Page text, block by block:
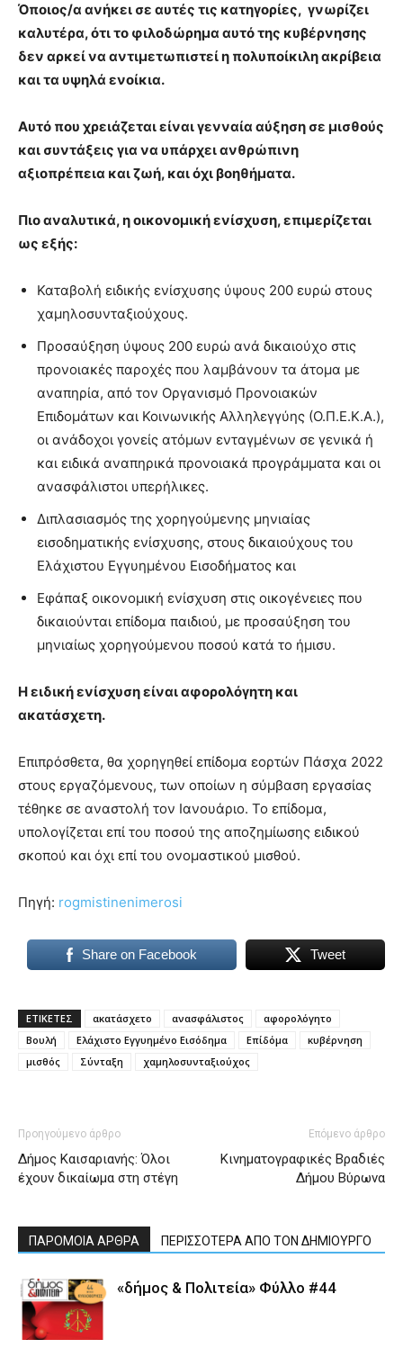
Όποιος/α ανήκει σε αυτές τις κατηγορίες, γνωρίζει
καλυτέρα, ότι το φιλοδώρημα αυτό της κυβέρνησης
δεν αρκεί να αντιμετωπιστεί η πολυποίκιλη ακρίβεια
και τα υψηλά ενοίκια.
Αυτό που χρειάζεται είναι γενναία αύξηση σε μισθούς
και συντάξεις για να υπάρχει ανθρώπινη
αξιοπρέπεια και ζωή, και όχι βοηθήματα.
Πιο αναλυτικά, η οικονομική ενίσχυση, επιμερίζεται
ως εξής:
Καταβολή ειδικής ενίσχυσης ύψους 200 ευρώ στους
χαμηλοσυνταξιούχους.
Προσαύξηση ύψους 200 ευρώ ανά δικαιούχο στις
προνοιακές παροχές που λαμβάνουν τα άτομα με
αναπηρία, από τον Οργανισμό Προνοιακών
Επιδομάτων και Κοινωνικής Αλληλεγγύης (Ο.Π.Ε.Κ.Α.),
οι ανάδοχοι γονείς ατόμων ενταγμένων σε γενικά ή
και ειδικά αναπηρικά προνοιακά προγράμματα και οι
ανασφάλιστοι υπερήλικες.
Διπλασιασμός της χορηγούμενης μηνιαίας
εισοδηματικής ενίσχυσης, στους δικαιούχους του
Ελάχιστου Εγγυημένου Εισοδήματος και
Εφάπαξ οικονομική ενίσχυση στις οικογένειες που
δικαιούνται επίδομα παιδιού, με προσαύξηση του
μηνιαίως χορηγούμενου ποσού κατά το ήμισυ.
Η ειδική ενίσχυση είναι αφορολόγητη και
ακατάσχετη.
Επιπρόσθετα, θα χορηγηθεί επίδομα εορτών Πάσχα 2022
στους εργαζόμενους, των οποίων η σύμβαση εργασίας
τέθηκε σε αναστολή τον Ιανουάριο. Το επίδομα,
υπολογίζεται επί του ποσού της αποζημίωσης ειδικού
σκοπού και όχι επί του ονομαστικού μισθού.
Πηγή: rogmistinenimerosi
Share on Facebook Tweet
ΕΤΙΚΕΤΕΣ ακατάσχετο ανασφάλιστος
αφορολόγητο
Βουλή
Ελάχιστο Εγγυημένο Εισόδημα Επίδόμα
κυβέρνηση
μισθός
Σύνταξη χαμηλοσυνταξιούχος
Προηγούμενο άρθρο
Δήμος Καισαριανής: Όλοι
έχουν δικαίωμα στη στέγη
Επόμενο άρθρο
Κινηματογραφικές Βραδιές
Δήμου Βύρωνα
ΠΑΡΟΜΟΙΑ ΑΡΘΡΑ ΠΕΡΙΣΣΟΤΕΡΑ ΑΠΟ ΤΟΝ ΔΗΜΙΟΥΡΓΟ
«δήμος & Πολιτεία» Φύλλο #44